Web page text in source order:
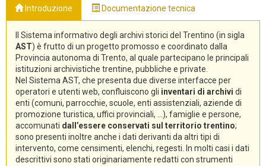
Introduzione Documentazione tecnica
Il Sistema informativo degli archivi storici del Trentino (in sigla
AST) è frutto di un progetto promosso e coordinato dalla
Provincia autonoma di Trento, al quale partecipano le principali
istituzioni archivistiche trentine, pubbliche e private.
Nel Sistema AST, che presenta due diverse interfacce per
operatori e utenti web, confluiscono gli inventari di archivi di
enti (comuni, parrocchie, scuole, enti assistenziali, aziende di
promozione turistica, uffici provinciali, ...), famiglie e persone,
accomunati dall’essere conservati sul territorio trentino;
sono presenti inoltre anche i dati derivanti da altri tipi di
intervento, come censimenti, elenchi, regesti. In molti casi i dati
descrittivi sono stati originariamente redatti con strumenti